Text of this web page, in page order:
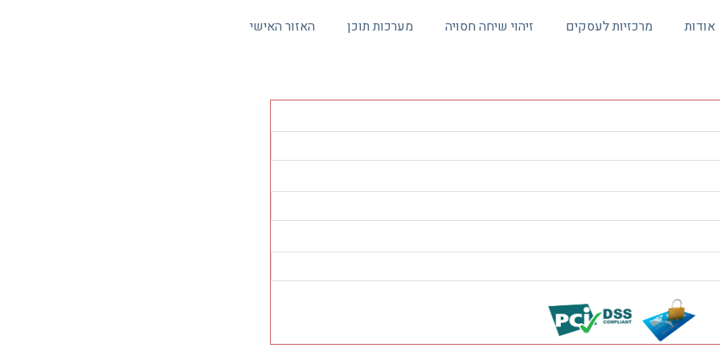
אודות מרכזיות לעסקים זיהוי שיחה חסויה מערכות תוכן האזור האישי